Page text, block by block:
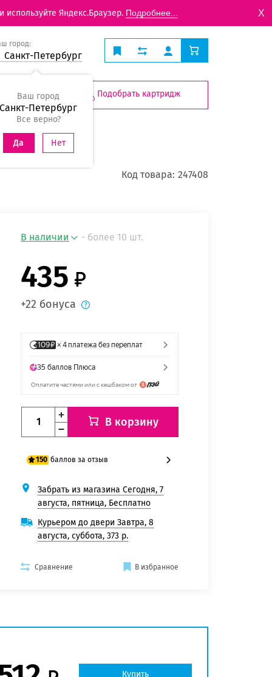
Яндекс.Браузер. Подробнее... X
город:
Санкт-Петербург
Ваш город
Санкт-Петербург
Все верно?
Да Нет
Подобрать картридж
Код товара: 247408
В наличии - более 10 шт.
435
+22 бонуса
В корзину
150 баллов за отзыв
125 баллов
150 баллов
Забрать из магазина Сегодня, 7
августа, пятница, Бесплатно
Курьером до двери Завтра, 8
августа, суббота, 373 р.
Сравнение В избранное
Купить